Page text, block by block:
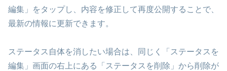
編集」をタップし、内容を修正して再度公開することで、
最新の情報に更新できます。
ステータス自体を消したい場合は、同じく「ステータスを
編集」画面の右上にある「ステータスを削除」から削除が